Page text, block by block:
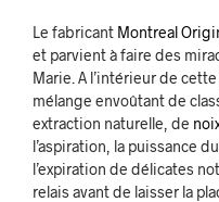
Le fabricant Montreal
et parvient à faire des
Marie. A l’intérieur de
mélange envoûtant de
extraction naturelle, de
l’aspiration, la puissance
l’expiration de délicates
relais avant de laisser la